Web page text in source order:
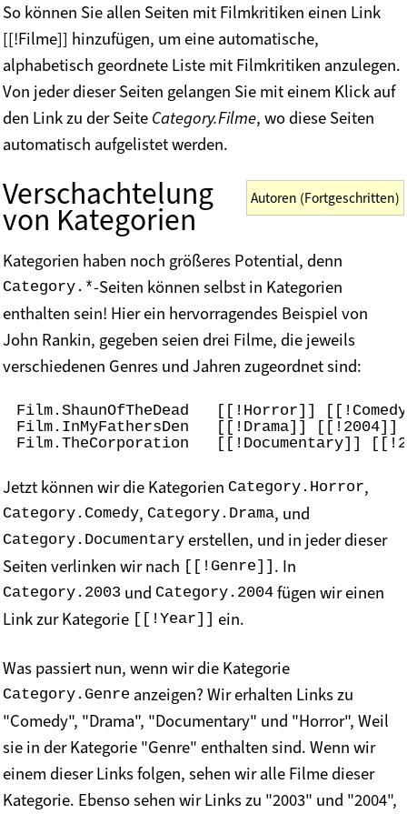
So können Sie allen Seiten mit Filmkritiken einen Link
[[!Filme]] hinzufügen, um eine automatische,
alphabetisch geordnete Liste mit Filmkritiken anzulegen.
Von jeder dieser Seiten gelangen Sie mit einem Klick auf
den Link zu der Seite Category.Filme, wo diese Seiten
automatisch aufgelistet werden.
Autoren (Fortgeschritten)
Verschachtelung
von Kategorien
Kategorien haben noch größeres Potential, denn
Category.*-Seiten können selbst in Kategorien
enthalten sein! Hier ein hervorragendes Beispiel von
John Rankin, gegeben seien drei Filme, die jeweils
verschiedenen Genres und Jahren zugeordnet sind:
Film.ShaunOfTheDead   [[!Horror]]
Film.InMyFathersDen   [[!Drama]] [[!2004]]
Jetzt können wir die Kategorien Category.Horror,
Category.Comedy, Category.Drama, und
Category.Documentary erstellen, und in jeder dieser
Seiten verlinken wir nach [[!Genre]] . In
Category.2003 und Category.2004 fügen wir einen
Link zur Kategorie [[!Year]] ein.
Was passiert nun, wenn wir die Kategorie
Category.Genre anzeigen? Wir erhalten Links zu
"Comedy", "Drama", "Documentary" und "Horror", Weil
sie in der Kategorie "Genre" enthalten sind. Wenn wir
einem dieser Links folgen, sehen wir alle Filme dieser
Kategorie. Ebenso sehen wir Links zu "2003" und "2004",